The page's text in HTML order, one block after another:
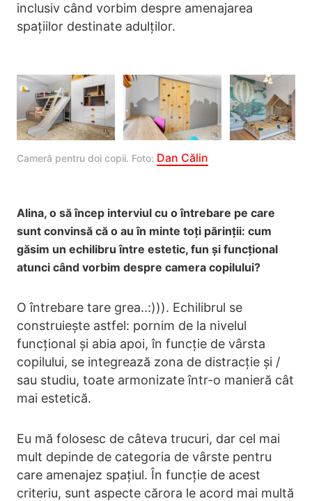
inclusiv când vorbim despre amenajarea
spațiilor destinate adulților.
Cameră pentru doi copii. Foto: Dan Călin
Alina, o să încep interviul cu o întrebare pe care
sunt convinsă că o au în minte toți părinții: cum
găsim un echilibru între estetic, fun și funcțional
atunci când vorbim despre camera copilului?
O întrebare tare grea..:))). Echilibrul se
construiește astfel: pornim de la nivelul
funcțional și abia apoi, în funcție de vârsta
copilului, se integrează zona de distracție și /
sau studiu, toate armonizate într-o manieră cât
mai estetică.
Eu mă folosesc de câteva trucuri, dar cel mai
mult depinde de categoria de vârste pentru
care amenajez spațiul. În funcție de acest
criteriu, sunt aspecte cărora le acord mai multă